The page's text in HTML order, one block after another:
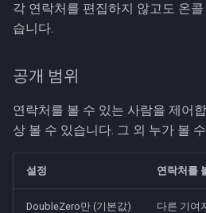
각 연락처를 편집하지 않고도 온
습니다.
공개 범위
연락처를 볼 수 있는 사람을 제어
상 볼 수 있습니다. 그 외 누가 볼
설정 연락처를
DoubleZero만 (기본값) 다른 기여